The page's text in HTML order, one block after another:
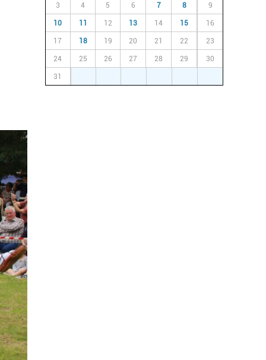
3 4 5 6 7 8 9
10 11 12 13 14 15 16
17 18 19 20 21 22 23
24 25 26 27 28 29 30
31